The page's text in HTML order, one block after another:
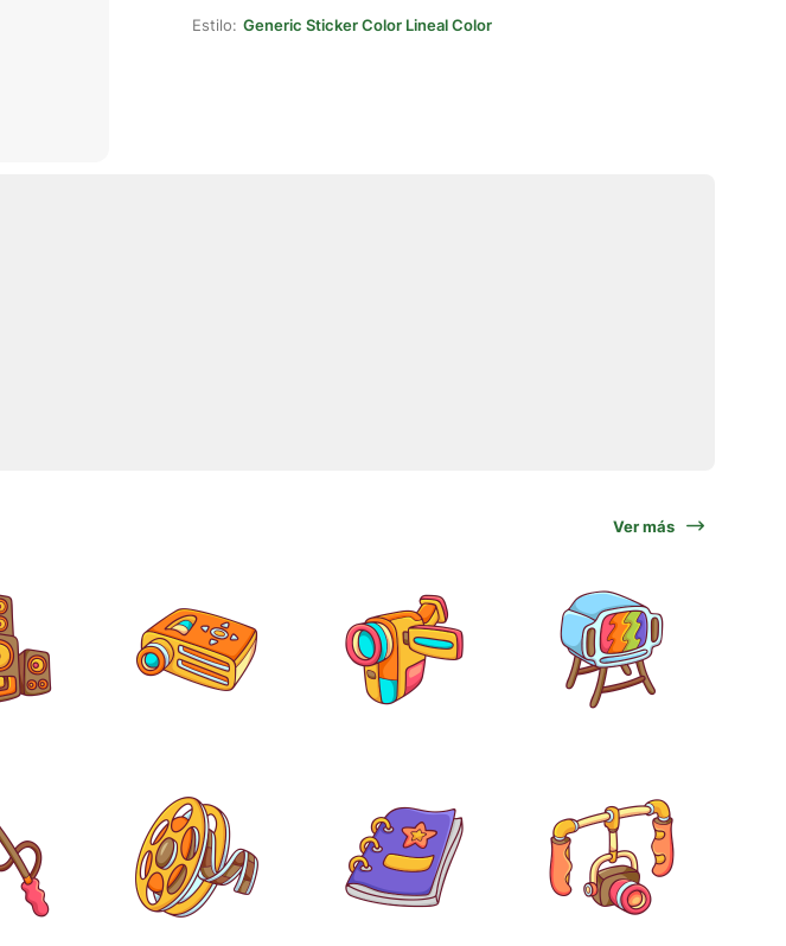
Estilo: Generic Sticker Color Lineal Color
Ver más